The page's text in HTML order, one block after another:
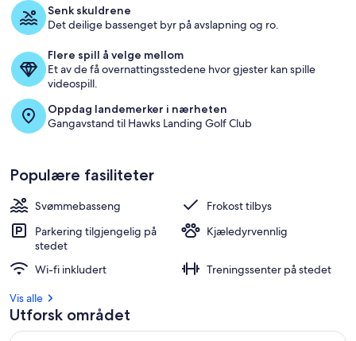
Senk skuldrene
Det deilige bassenget byr på avslapning og ro.
Flere spill å velge mellom
Et av de få overnattingsstedene hvor gjester kan spille
videospill.
Oppdag landemerker i nærheten
Gangavstand til Hawks Landing Golf Club
Populære fasiliteter
Svømmebasseng
Frokost tilbys
Parkering tilgjengelig på
stedet
Kjæledyrvennlig
Wi-fi inkludert
Treningssenter på stedet
Vis alle
Utforsk området